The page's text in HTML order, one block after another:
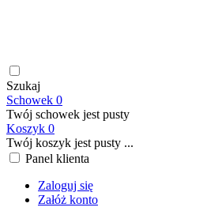
Szukaj
Schowek 0
Twój schowek jest pusty
Koszyk 0
Twój koszyk jest pusty ...
Panel klienta
Zaloguj się
Załóż konto